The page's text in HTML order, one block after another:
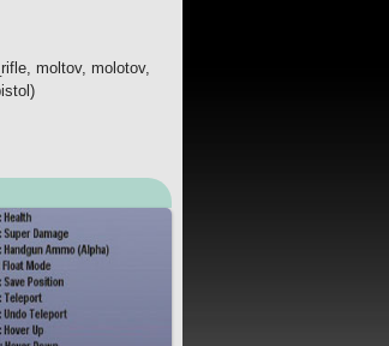
moltov, molotov,